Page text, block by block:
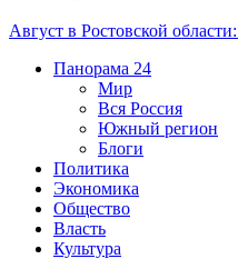
Август в Ростовской
Панорама 24
Мир
Вся Россия
Южный регион
Блоги
Политика
Экономика
Общество
Власть
Культура